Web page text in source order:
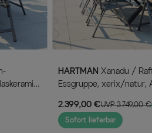
HARTMAN
Essgruppe, xerix/natur,
8 Klappstühle, 160/
Armlehnen
2.399,00 €UVP 3.749,00 €
Sofort lieferbar